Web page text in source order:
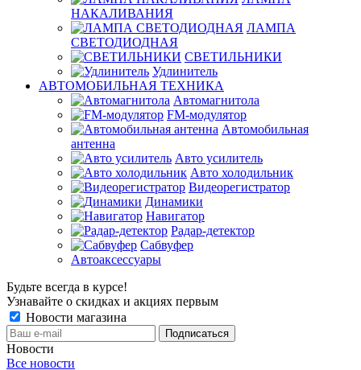
НАКАЛИВАНИЯ
ЛАМПА
СВЕТОДИОДНАЯ
СВЕТИЛЬНИКИ
Удлинитель
АВТОМОБИЛЬНАЯ ТЕХНИКА
Автомагнитола
FM-модулятор
Автомобильная
антенна
Авто усилитель
Авто холодильник
Видеорегистратор
Динамики
Навигатор
Радар-детектор
Сабвуфер
Автоаксессуары
Будьте всегда в курсе!
Узнавайте о скидках и акциях первым
Новости магазина
Новости
Все новости